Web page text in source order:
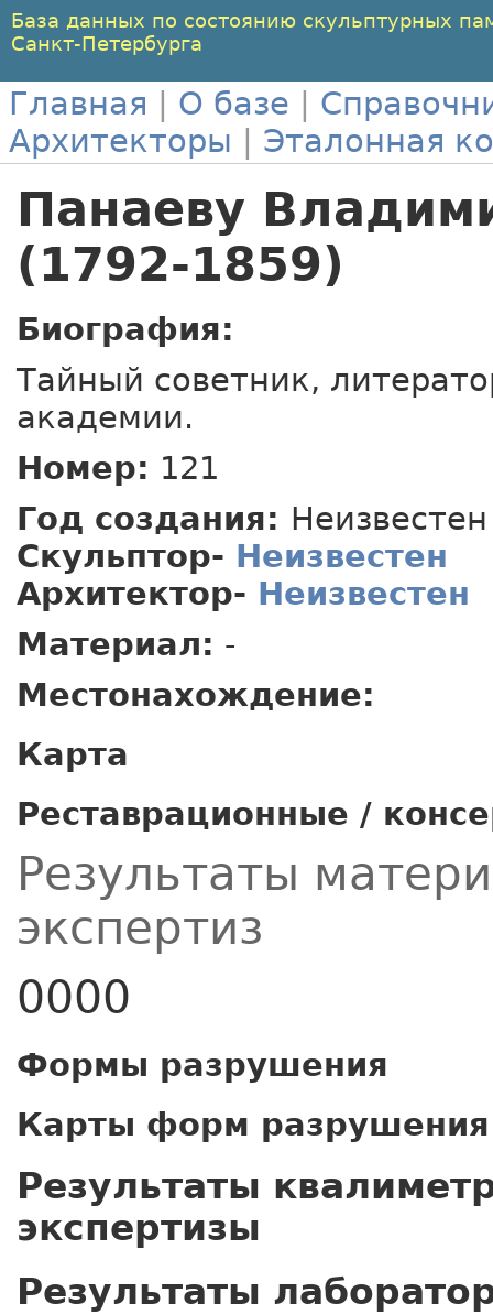
База данных по состоянию скульптурных
Санкт-Петербурга
Главная О базе
Архитекторы
Эталонная
Панаеву
(1792-1859)
Биография:
Тайный советник,
академии.
Номер: 121
Год создания: Неизвестен
Скульптор- Неизвестен
Архитектор- Неизвестен
Материал: -
Местонахождение:
Карта
Реставрационные /
Результаты
экспертиз
0000
Формы разрушения
Карты форм разрушения
Результаты
экспертизы
Результаты